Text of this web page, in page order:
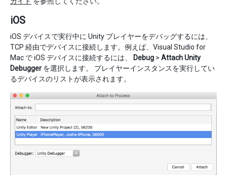
iOS
iOS デバイスで実行中に Unity プレイヤーをデバッグするには、
TCP 経由でデバイスに接続します。例えば、Visual Studio for
Mac で iOS デバイスに接続するには、
Debug > Attach Unity
Debugger を選択します。 プレイヤーインスタンスを実行してい
るデバイスのリストが表示されます。